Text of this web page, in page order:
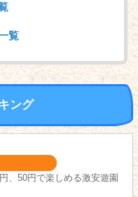
覧
ング
、50円で楽しめる激安遊園